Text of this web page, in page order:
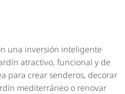
una inversión inteligente
atractivo, funcional y de
para crear senderos, decorar
mediterráneo o renovar